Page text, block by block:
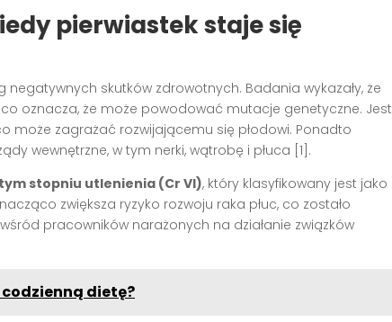
pierwiastek staje się
skutków zdrowotnych. Badania wykazały, że
oznacza, że może powodować mutacje genetyczne. Jest
może zagrażać rozwijającemu się płodowi. Ponadto
wewnętrzne, w tym nerki, wątrobę i płuca [1].
stopniu utlenienia (Cr VI), który klasyfikowany jest jako
zwiększa ryzyko rozwoju raka płuc, co zostało
pracowników narażonych na działanie związków
dietę?